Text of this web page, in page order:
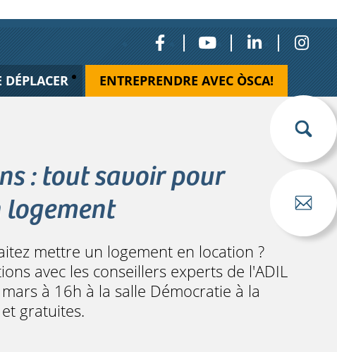
DÉPLACER ENTREPRENDRE AVEC ÒSCA!
: tout savoir pour
logement
mettre un logement en location ?
avec les conseillers experts de l'ADIL
à 16h à la salle Démocratie à la
gratuites.